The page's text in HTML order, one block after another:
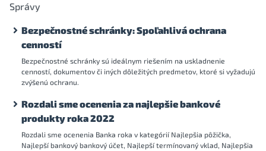
Správy
Bezpečnostné schránky: Spoľahlivá ochrana
cenností
Bezpečnostné schránky sú ideálnym riešením na uskladnenie
cenností, dokumentov či iných dôležitých predmetov, ktoré si vyžadujú
zvýšenú ochranu.
Rozdali sme ocenenia za najlepšie bankové
produkty roka 2022
Rozdali sme ocenenia Banka roka v kategórií Najlepšia pôžička,
Najlepší bankový bankový účet, Najlepší termínovaný vklad, Najlepšia